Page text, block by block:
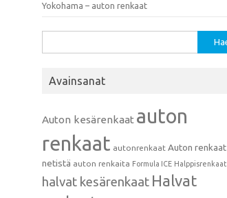
Yokohama – auton renkaat
Avainsanat
Auton kesärenkaat auton
renkaat autonrenkaat Auton renkaat
netistä auton renkaita Formula ICE Halppisrenkaat
halvat kesärenkaat Halvat